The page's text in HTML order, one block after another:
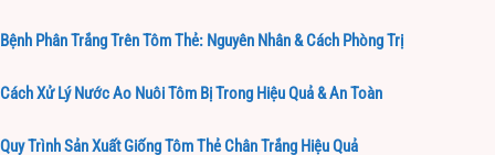
Bệnh Phân Trắng Trên Tôm Thẻ: Nguyên Nhân & Cách Phòng Trị
Cách Xử Lý Nước Ao Nuôi Tôm Bị Trong Hiệu Quả & An Toàn
Quy Trình Sản Xuất Giống Tôm Thẻ Chân Trắng Hiệu Quả